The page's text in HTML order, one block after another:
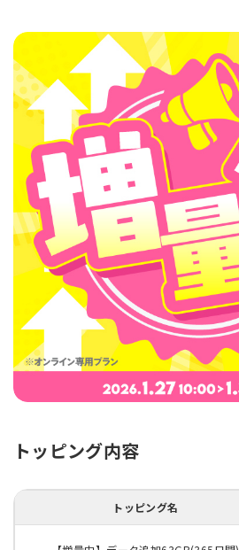
トッピング内容
トッピング名